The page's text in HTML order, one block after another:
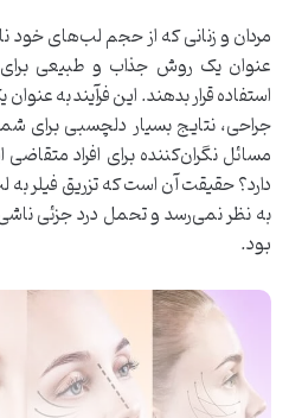
مردان و زنانی که از حجم لب‌های خود
عنوان یک روش جذاب و طبیعی
استفاده قرار بدهند. این فرآیند به
جراحی، نتایج بسیار دلچسبی برای
مسائل نگران‌کننده برای افراد
دارد؟ حقیقت آن است که تزریق فیلر
به نظر نمی‌رسد و تحمل درد جزئی
بود.